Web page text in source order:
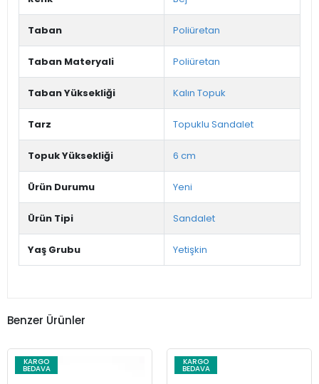
Taban Poliüretan
Taban Materyali Poliüretan
Taban Yüksekliği Kalın Topuk
Tarz Topuklu Sandalet
Topuk Yüksekliği 6 cm
Ürün Durumu Yeni
Ürün Tipi Sandalet
Yaş Grubu Yetişkin
Benzer Ürünler
KARGO
BEDAVA
KARGO
BEDAVA